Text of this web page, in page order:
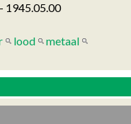
1945.05.00
lood metaal